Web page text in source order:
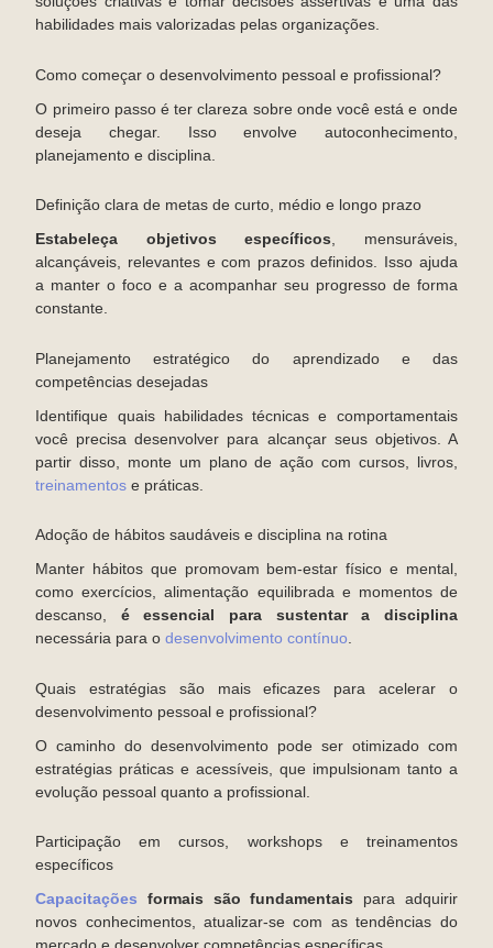
habilidades mais valorizadas pelas organizações.
Como começar o desenvolvimento pessoal e profissional?
O primeiro passo é ter clareza sobre onde você está e onde
deseja chegar. Isso envolve autoconhecimento,
planejamento e disciplina.
Definição clara de metas de curto, médio e longo prazo
Estabeleça objetivos específicos, mensuráveis,
alcançáveis, relevantes e com prazos definidos. Isso ajuda
a manter o foco e a acompanhar seu progresso de forma
constante.
Planejamento estratégico do aprendizado e das
competências desejadas
Identifique quais habilidades técnicas e comportamentais
você precisa desenvolver para alcançar seus objetivos. A
partir disso, monte um plano de ação com cursos, livros,
treinamentos e práticas.
Adoção de hábitos saudáveis e disciplina na rotina
Manter hábitos que promovam bem-estar físico e mental,
como exercícios, alimentação equilibrada e momentos de
descanso, é essencial para sustentar a disciplina
necessária para odesenvolvimento contínuo.
Quais estratégias são mais eficazes para acelerar o
desenvolvimento pessoal e profissional?
O caminho do desenvolvimento pode ser otimizado com
estratégias práticas e acessíveis, que impulsionam tanto a
evolução pessoal quanto a profissional.
Participação em cursos, workshops e treinamentos
específicos
Capacitações formais são fundamentais para adquirir
novos conhecimentos, atualizar-se com as tendências do